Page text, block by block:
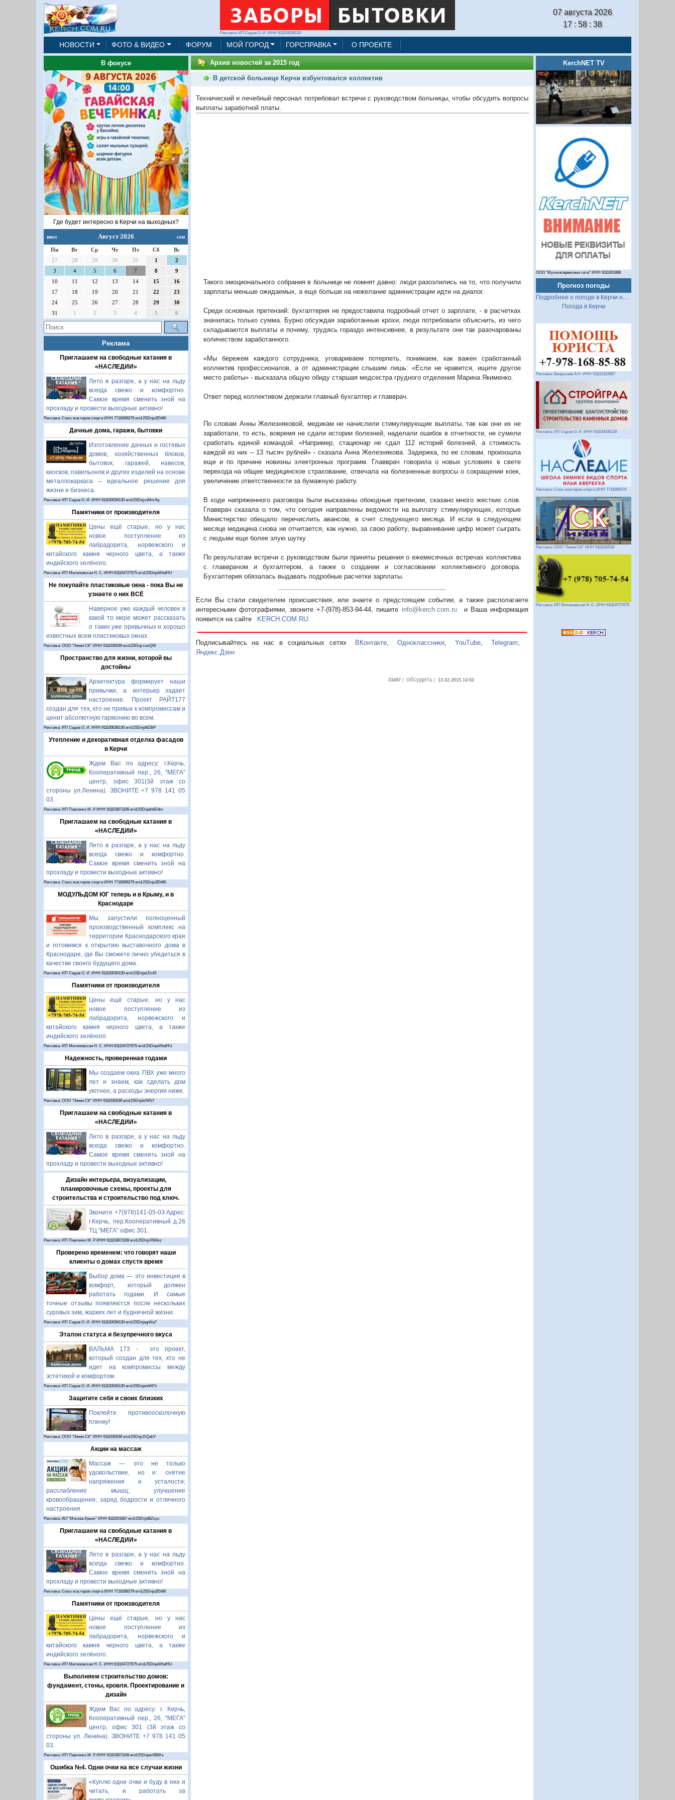
Реклама: ИП Седов О. И. ИНН 911100036130
07 августа 2026
17 : 58 : 39
НОВОСТИ ФОТО & ВИДЕО ФОРУМ МОЙ ГОРОД ГОРСПРАВКА О ПРОЕКТЕ
В фокусе
Где будет интересно в Керчи на выходных?
июл Август 2026 сен
Пн Вт Ср Чт Пт Сб
Вс
27
28 29 30 31 1
2
3
4 5 6 7 8
9
10
11 12 13 14 15
16
17
18 19 20 21 22
23
24
25 26 27 28 29
30
31
1 2 3 4 5 6
Реклама
Приглашаем на свободные катания в
«НАСЛЕДИИ»
Лето в разгаре, а у нас на льду
всегда свежо и комфортно.
Самое время сменить зной на
прохладу и провести выходные активно!
Реклама: Союз мастеров спорта ИНН 7718289279 erid:2SDnje2Eh6K
Дачные дома, гаражи, бытовки
Изготовление дачных и гостевых
домов, хозяйственных блоков,
бытовок, гаражей, навесов,
киосков, павильонов и других изделий на основе
металлокаркаса – идеальное решение для
жизни и бизнеса.
Реклама: ИП Седов О. И. ИНН 911100036130 erid:2SDnjcoMmXq
Памятники от производителя
Цены ещё старые, но у нас
новое поступление из
лабрадорита, норвежского и
китайского камня черного цвета, а также
индийского зелёного.
Реклама: ИП Миляновская Н. С. ИНН:911104727675 erid:2SDnjeWbdHU
Не покупайте пластиковые окна - пока Вы не
узнаете о них ВСЁ
Наверное уже каждый человек в
какой то мере может рассказать
о таких уже привычных и хорошо
известных всем пластиковых окнах.
Реклама: ООО "Линия СК" ИНН 9111030039 erid:2SDnjccooQW
Пространство для жизни, которой вы
достойны
Архитектура формирует наши
привычки, а интерьер задает
настроение. Проект РАЙТ177
создан для тех, кто не привык к компромиссам и
ценит абсолютную гармонию во всем.
Реклама: ИП Седов О. И. ИНН 911100036130 erid:2SDnjd4Z8iP
Утепление и декоративная отделка фасадов
в Керчи
Ждем Вас по адресу: г.Керчь,
Кооперативный пер., 26, "МЕГА"
центр, офис 301(3й этаж со
стороны ул.Ленина). ЗВОНИТЕ +7 978 141 05
03.
Реклама: ИП Павленко М. Р. ИНН 911103871108 erid:2SDnjehADdm
Приглашаем на свободные катания в
«НАСЛЕДИИ»
Лето в разгаре, а у нас на льду
всегда свежо и комфортно.
Самое время сменить зной на
прохладу и провести выходные активно!
Реклама: Союз мастеров спорта ИНН 7718289279 erid:2SDnje2Eh6K
МОДУЛЬДОМ ЮГ теперь и в Крыму, и в
Краснодаре
Мы запустили полноценный
производственный комплекс на
территории Краснодарского края
и готовимся к открытию выставочного дома в
Краснодаре, где Вы сможете лично убедиться в
качестве своего будущего дома.
Реклама: ИП Седов О. И. ИНН 911100036130 erid:2SDnjeLEz43
Памятники от производителя
Цены ещё старые, но у нас
новое поступление из
лабрадорита, норвежского и
китайского камня черного цвета, а также
индийского зелёного.
Реклама: ИП Миляновская Н. С. ИНН:911104727675 erid:2SDnjeWbdHU
Надежность, проверенная годами
Мы создаем окна ПВХ уже много
лет и знаем, как сделать дом
уютнее, а расходы энергии ниже.
Реклама: ООО "Линия СК" ИНН 9111030039 erid:2SDnjdvNRt7
Приглашаем на свободные катания в
«НАСЛЕДИИ»
Лето в разгаре, а у нас на льду
всегда свежо и комфортно.
Самое время сменить зной на
прохладу и провести выходные активно!
Дизайн интерьера, визуализации,
планировочные схемы, проекты для
строительства и строительство под ключ.
Звоните +7(978)141-05-03 Адрес:
г.Керчь, пер.Кооперативный д.26
ТЦ "МЕГА" офис 301.
Реклама: ИП Павленко М. Р. ИНН 911103871108 erid:2SDnjcRB4xz
Проверено временем: что говорят наши
клиенты о домах спустя время
Выбор дома — это инвестиция в
комфорт, который должен
работать годами. И самые
точные отзывы появляются после нескольких
суровых зим, жарких лет и будничной жизни.
Реклама: ИП Седов О. И. ИНН 911100036130 erid:2SDnjegnNa7
Эталон статуса и безупречного вкуса
ВАЛЬМА 173 - это проект,
который создан для тех, кто не
идет на компромиссы между
эстетикой и комфортом.
Реклама: ИП Седов О. И. ИНН 911100036130 erid:2SDnjenhKFh
Защитите себя и своих близких
Поклейте противоосколочную
пленку!
Реклама: ООО "Линия СК" ИНН 9111030039 erid:2SDnjcDQahY
Акции на массаж
Массаж — это не только
удовольствие, но и: снятие
напряжения и усталости;
расслабление мышц; улучшение
кровообращения; заряд бодрости и отличного
настроения.
Реклама: АО "Москва-Крым" ИНН 9111001687 erid:2SDnjdBZsyu
Приглашаем на свободные катания в
«НАСЛЕДИИ»
Лето в разгаре, а у нас на льду
всегда свежо и комфортно.
Самое время сменить зной на
прохладу и провести выходные активно!
Реклама: Союз мастеров спорта ИНН 7718289279 erid:2SDnje2Eh6K
Памятники от производителя
Цены ещё старые, но у нас
новое поступление из
лабрадорита, норвежского и
китайского камня черного цвета, а также
индийского зелёного.
Реклама: ИП Миляновская Н. С. ИНН:911104727675 erid:2SDnjeWbdHU
Выполняем строительство домов:
фундамент, стены, кровля. Проектирование и
дизайн
Ждем Вас по адресу: г. Керчь,
Кооперативный пер., 26, "МЕГА"
центр, офис 301 (3й этаж со
стороны ул. Ленина). ЗВОНИТЕ +7 978 141 05
03.
Реклама: ИП Павленко М. Р. ИНН 911103871108 erid:2SDnjesXBWa
Ошибка №4. Одни очки на все случаи жизни
«Куплю одни очки и буду в них и
читать, и работать за
Архив новостей за 2015 год
В детской больнице Керчи взбунтовался коллектив
Технический и лечебный персонал потребовал встречи с руководством больницы, чтобы обсудить вопросы
выплаты заработной платы.
Такого эмоционального собрания в больнице не помнят давно: люди разозлились на то, что получили
зарплаты меньше ожидаемых, а еще больше на нежелание администрации идти на диалог.
Среди основных претензий: бухгалтерия не предоставила подробный отчет о зарплате, - в расчетках
значилась только сумма. Бурно обсуждая заработанные крохи, люди потребовали объяснить, из чего
складываются выплаты и почему, трудясь гораздо интенсивнее, в результате они так разочарованы
количеством заработанного.
«Мы бережем каждого сотрудника, уговариваем потерпеть, понимаем, как важен сработанный
коллектив профессионалов, а от администрации слышим лишь: «Если не нравится, ищите другое
место работы» - высказала общую обиду старшая медсестра грудного отделения Марина Якименко.
Ответ перед коллективом держали главный бухгалтер и главврач.
По словам Анны Железняковой, медикам не начислили стимулирующие выплаты, так как они их не
заработали, то есть, вовремя не сдали истории болезней, наделали ошибок в отчетности, не сумели
сработать единой командой. «Например, стационар не сдал 112 историй болезней, а стоимость
каждой из них – 13 тысяч рублей» - сказала Анна Железнякова. Задержка, по ее словам, произошла
еще и по причине новизны электронных программ. Главврач говорила о новых условиях в свете
перехода на общее медицинское страхование, отвечала на болезненные вопросы о сокращении коек,
увеличение ответственности за бумажную работу.
В ходе напряженного разговора были высказаны обоюдные претензии, сказано много жестких слов.
Главврач сказала о том, что сегодня направлены ведомости на выплату стимулирующих, которые
Министерство обещало перечислить авансом, в счет следующего месяца. И если в следующем
месяце медицина снова не отчитается, как нужно, за свою работу, выравнивание цифр может сыграть
с людьми еще более злую шутку.
По результатам встречи с руководством были приняты решения о ежемесячных встречах коллектива
с главврачом и бухгалтером, а также о создании и согласовании коллективного договора.
Бухгалтерия обязалась выдавать подробные расчетки зарплаты.
Если Вы стали свидетелем происшествия, или знаете о предстоящем событии, а также располагаете
интересными фотографиями, звоните +7-(978)-853-94-44, пишите info@kerch.com.ru и Ваша информация
появится на сайте KERCH.COM.RU.
Подписывайтесь на нас в социальных сетях ВКонтакте Одноклассники ,YouTube ,Telegram
Яндекс.Дзен
33497 |обсудить |13.02.2015 14:02
KerchNET TV
ООО "Мультисервисные сети" ИНН 9111001888
Прогноз погоды
Подробнее о погоде в Керчи на 2 недели
Погода в Керчи
Реклама: Вандышев А.Н. ИНН 911113162887
Реклама: ИП Седов О. И. ИНН 911100036130
Реклама: Союз мастеров спорта ИНН 7718289279
Реклама: ООО "Линия СК" ИНН 9111030039
Реклама: ИП Миляновская Н. С. ИНН 911104727675